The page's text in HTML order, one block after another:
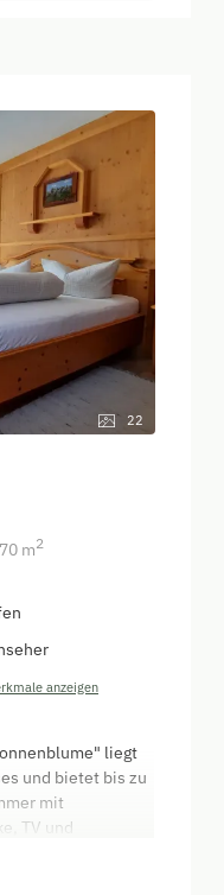
22
70 m2
anzeigen
liegt
und bietet bis zu
mit
TV und
und Fön, eine voll
mit